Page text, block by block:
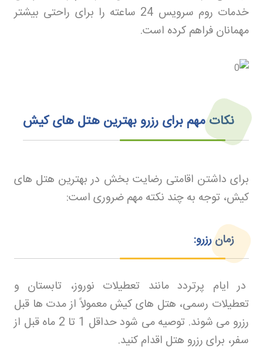
خدمات روم سرویس 24 ساعته را برای راحتی بیشتر
مهمانان فراهم کرده است.
نکات مهم برای رزرو بهترین هتل های کیش
برای داشتن اقامتی رضایت بخش در بهترین هتل های
کیش، توجه به چند نکته مهم ضروری است:
زمان رزرو:
در ایام پرتردد مانند تعطیلات نوروز، تابستان و
تعطیلات رسمی، هتل های کیش معمولاً از مدت ها قبل
رزرو می شوند. توصیه می شود حداقل 1 تا 2 ماه قبل از
سفر، برای رزرو هتل اقدام کنید.